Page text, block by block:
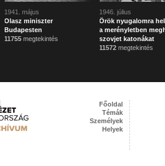
1941. május
Olasz miniszter
Budapesten
11755 megtekintés
1946. július
Örök nyugalomra
a merényletben
szovjet katonákat
11572 megtekintés
Főoldal
Témák
Személyek
Helyek